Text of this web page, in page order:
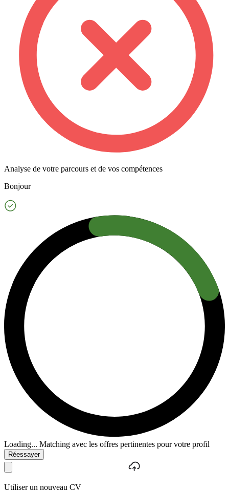
Analyse de votre parcours et de vos compétences
Bonjour
Loading... Matching avec les offres pertinentes pour votre profil
Réessayer
Utiliser un nouveau CV